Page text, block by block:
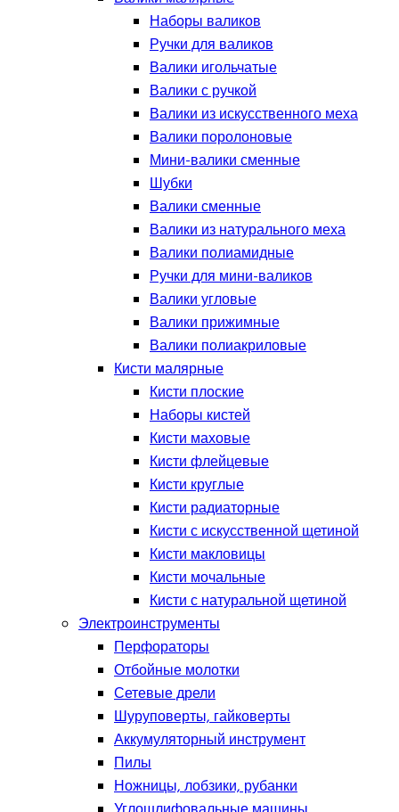
Наборы валиков
Ручки для валиков
Валики игольчатые
Валики с ручкой
Валики из искусственного меха
Валики поролоновые
Мини-валики сменные
Шубки
Валики сменные
Валики из натурального меха
Валики полиамидные
Ручки для мини-валиков
Валики угловые
Валики прижимные
Валики полиакриловые
Кисти малярные
Кисти плоские
Наборы кистей
Кисти маховые
Кисти флейцевые
Кисти круглые
Кисти радиаторные
Кисти с искусственной щетиной
Кисти макловицы
Кисти мочальные
Кисти с натуральной щетиной
Электроинструменты
Перфораторы
Отбойные молотки
Сетевые дрели
Шуруповерты, гайковерты
Аккумуляторный инструмент
Пилы
Ножницы, лобзики, рубанки